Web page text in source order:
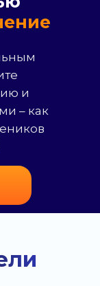
и
– как